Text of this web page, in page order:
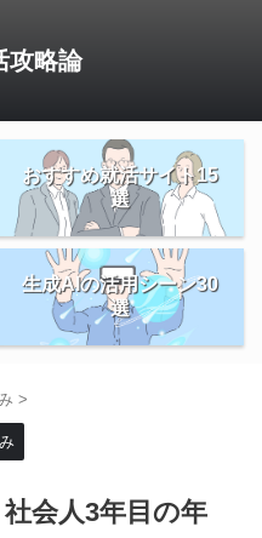
攻略論
おすすめ就活サイト15
選
生成AIの活用シーン30
選
>
社会人3年目の年